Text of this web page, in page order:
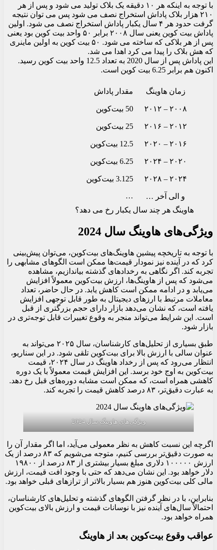
با توجه به اینکه هر ۱۰ دقیقه یک بلاک تولید می شود و پس از هر
۲۱۰ هزار بلاک پاداش استخراج نصف می شود پس می توان نتیجه
گرفت حدود هر ۴ سال یکبار پاداش استخراج نصف می شود. اولین
پاداش بیت کوین یعنی سال ۲۰۰۸ برابر ۵۰ واحد بیت کوین بود یعنی
پس از هر بلاکی که ساخته می شود. ۵۰ بیت کوین به اولین ماینری
که هش بلاک را پیدا می کرد اهدا می شد.
این پاداش پس از سال 2020 به تعداد 12.5 واحد بیت کوین رسید.
اکنون هم برابر 6.25 بیت کوین است.
زمان هاوینگ مقدار پاداش
۲۰۰۸ – ۲۰۱۲ 50 بیت‌کوین
۲۰۱۲ – ۲۰۱۶ 25 بیت‌کوین
۲۰۱۶ – ۲۰۲۰ 12.5 بیت‌کوین
۲۰۲۰ – ۲۰۲۴ 6.25 بیت‌کوین
۲۰۲۴ – ۲۰۲۸ 3.125 بیت‌کوین
و الی آخر …
…
هاوینگ هر چند سال یکبار رخ می دهد؟
ویژگی‌های هاوینگ سال 2024
با توجه به تاریخچه پیشین هاوینگ‌های بیت‌کوین، می‌توان پیش‌بینی
کرد که در آینده نیز نمودار قیمت‌ها ممکن است الگوهای مشابهی را
تجربه کند. اگر نگاهی به رخدادهای گذشته بیاندازیم، مشاهده
می‌شود که پس از هاوینگ‌ها، ارزش بیت‌کوین معمولاً افزایش
می‌یابد و در ادامه ممکن است کاهش یابد. در حال حاضر، تعداد
معاملات مرتبط با ارزهای دیجیتال به طور قابل توجهی افزایش
یافته است، که نشان می‌دهد بازار دارای حجم بزرگتری از قبل
است. این شرایط می‌تواند منجر به وقوع تغییرات قابل توجه‌تری در
بازار شود.
طبق بسیاری از تحلیل‌های کارشناسان، سال ۲۰۲۵ می‌تواند به
عنوان سالی با ارزش بالا برای بیت‌کوین تلقی شود. در این سناریو،
انتظار می‌رود که پس از رخداد هاوینگ در سال ۲۰۲۴، قیمت
بیت‌کوین به اوج خود برسد. این افزایش قیمت معمولاً با یک دوره
کاهشی همراه است، که ممکن است مشابه دوره‌های قبل رخ دهد.
به عبارت دقیق‌تر، ۸۳ درصد کاهش قیمت را تجربه کند.
ویژگی‌های هاوینگ سال 2024
اگرچه این نسبت کاهش به نظر معمولی می‌آید، اما اگر مقدار آن را
به صورت دقیق‌تر بررسی کنیم، متوجه می‌شویم که ۸۳ درصد از یک
ارزش ۱۰۰۰۰۰ دلاری مبلغ بسیار بیشتری از ۸۳ درصد از ۱۹۸۰۰
دلار خواهد بود. این نشان می‌دهد که حتی با وجود افت قیمت، ارزش
مالی کلی بیت‌کوین هنوز هم بسیار بالاتر از ترازهای قبلی خواهد بود.
بنابراین، با در نظر گرفتن الگوهای گذشته و تحلیل‌های کارشناسان،
احتمالاً سال‌های آینده نیز با نوسانات قیمت و ارزش بالای بیت‌کوین
همراه خواهد بود.
عواقب وقوع بیت‌کوین بعد از هاوینگ